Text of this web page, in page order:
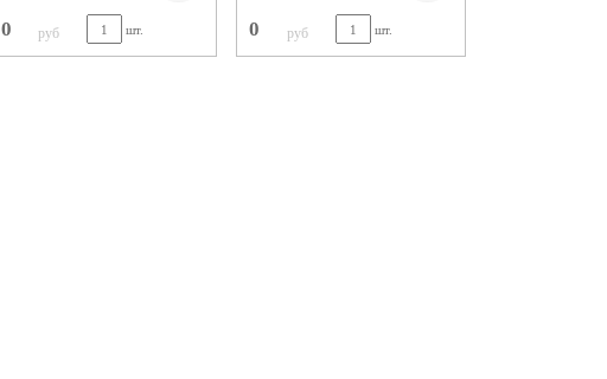
0 руб шт. 0 руб шт.